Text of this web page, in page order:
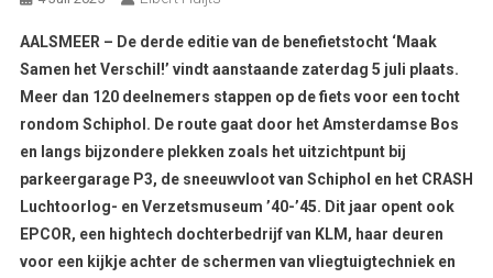
AALSMEER – De derde editie van de benefietstocht ‘Maak
Samen het Verschil!’ vindt aanstaande zaterdag 5 juli plaats.
Meer dan 120 deelnemers stappen op de fiets voor een tocht
rondom Schiphol. De route gaat door het Amsterdamse Bos
en langs bijzondere plekken zoals het uitzichtpunt bij
parkeergarage P3, de sneeuwvloot van Schiphol en het CRASH
Luchtoorlog- en Verzetsmuseum ’40-’45. Dit jaar opent ook
EPCOR, een hightech dochterbedrijf van KLM, haar deuren
voor een kijkje achter de schermen van vliegtuigtechniek en